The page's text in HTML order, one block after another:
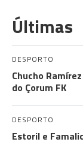
Últimas
DESPORTO
Chucho
do Çorum FK
DESPORTO
Estoril e